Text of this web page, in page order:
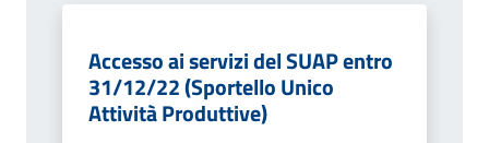
Accesso ai servizi del SUAP entro
31/12/22 (Sportello Unico
Attività Produttive)